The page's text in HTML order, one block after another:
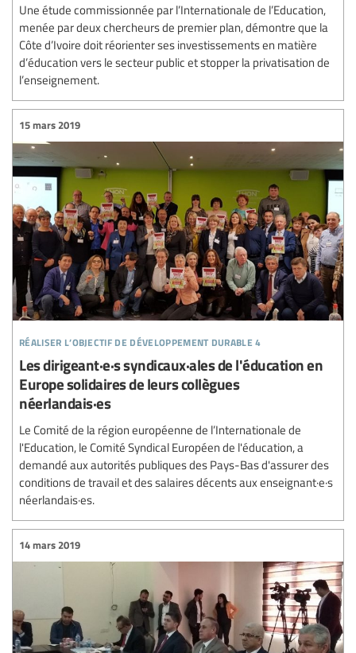
Une étude commissionnée par l’Internationale de l’Education,
menée par deux chercheurs de premier plan, démontre que la
Côte d’Ivoire doit réorienter ses investissements en matière
d’éducation vers le secteur public et stopper la privatisation de
l’enseignement.
réaliser l’objectif de développement durable 4
15 mars 2019
Les dirigeant·e·s syndicaux·ales de l'éducation en
Europe solidaires de leurs collègues
néerlandais·es
Le Comité de la région européenne de l’Internationale de
l'Education, le Comité Syndical Européen de l'éducation, a
demandé aux autorités publiques des Pays-Bas d'assurer des
conditions de travail et des salaires décents aux enseignant·e·s
néerlandais·es.
14 mars 2019